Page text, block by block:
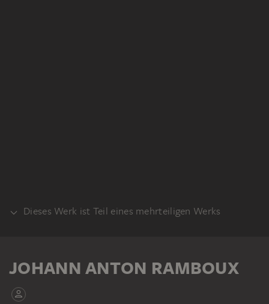
Dieses Werk ist Teil eines mehrteiligen Werks
JOHANN ANTON RAMBOUX